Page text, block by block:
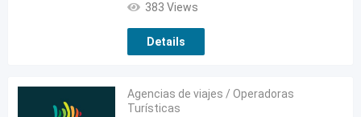
383 Views
Details
Agencias de viajes / Operadoras
Turísticas